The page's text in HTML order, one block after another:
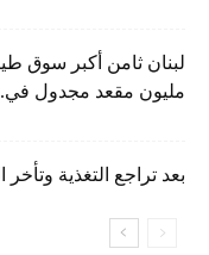
لبنان ثامن أكبر
مليون مقعد مجدول
بعد تراجع التغذية